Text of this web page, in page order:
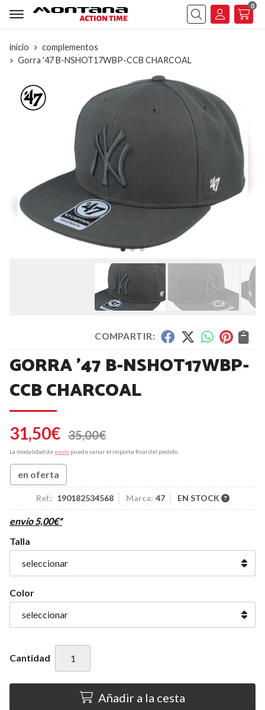
Buscar
0
inicio
complementos
Gorra '47 B-NSHOT17WBP-CCB CHARCOAL
COMPARTIR:
GORRA '47 B-NSHOT17WBP-
CCB CHARCOAL
31,50€ 35,00€
La modalidad de envío puede variar el importe final del pedido.
en oferta
Ref.: 190182534568 Marca: 47 EN STOCK
envío 5,00€*
Talla
Color
Cantidad
Añadir a la cesta